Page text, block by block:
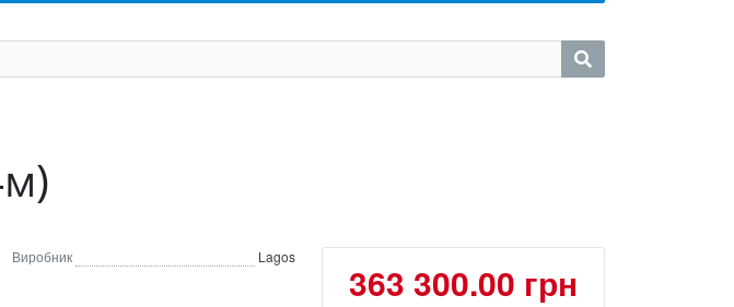
Виробник Lagos
363 300.00 грн